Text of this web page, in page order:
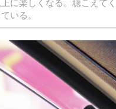
に楽しくなる。聴こえて
いる。